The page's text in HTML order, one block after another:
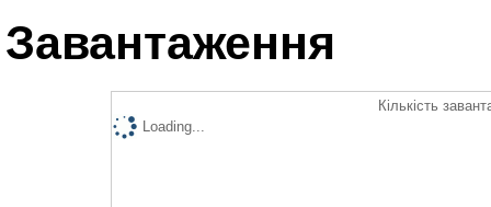
Завантаження
Кількість
Loading...